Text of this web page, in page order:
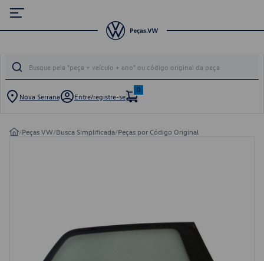
Nova Serrana Entre/registre-se
0
/Peças VW/Busca Simplificada/Peças por Código Original